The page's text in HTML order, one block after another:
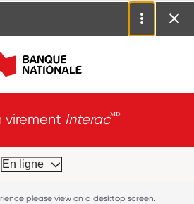
virement Interacᴹᴰ
En ligne
please view on a desktop screen.